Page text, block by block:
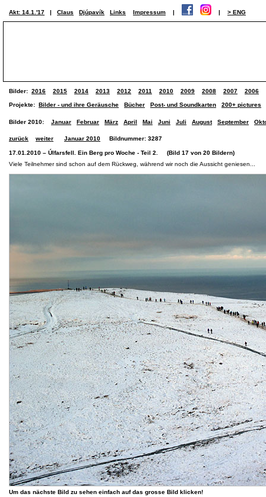
Akt: 14.1.'17 | Claus Djúpavík Links Impressum | | > ENG
Bilder: 2016 2015 2014 2013 2012 2011 2010 2009 2008 2007 2006
Projekte: Bilder - und ihre Geräusche Bücher Post- und Soundkarten 200+ pictures
Bilder 2010: Januar Februar März April Mai Juni Juli August September
zurück weiter Januar 2010 Bildnummer: 3287
17.01.2010 – Úlfarsfell. Ein Berg pro Woche - Teil 2. (Bild 17 von 20 Bildern)
Viele Teilnehmer sind schon auf dem Rückweg, während wir noch die Aussicht geniesen...
Um das nächste Bild zu sehen einfach auf das grosse Bild klicken!